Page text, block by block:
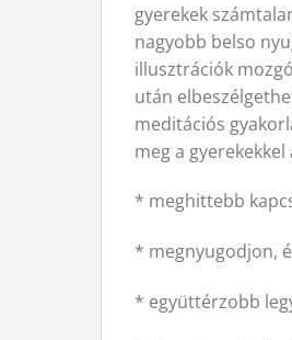
gyerekek
nagyobb belso
illusztrációk
után
meditációs
meg a
* meghittebb
* megnyugodjon,
* együttérzobb